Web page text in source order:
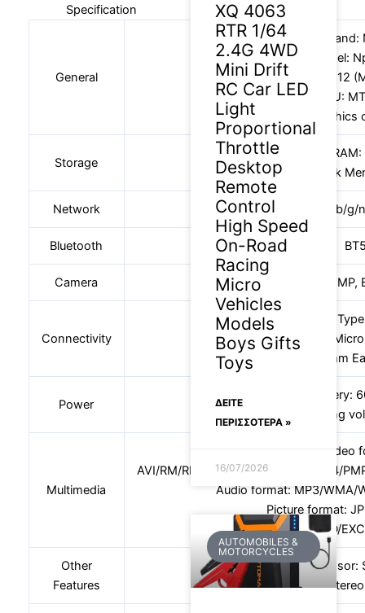
Specification
General
Model:
OS: Android 12
CPU:
Graphics
Storage
Hard Disk
Network WIFI: 802.11a/b/g/
Bluetooth
Camera Front camera: 5MP,
Connectivity
1 x
1 x
1 x 3.5mm
Power
Battery:
Charging
Multimedia
Video
AVI/RM/RMVB/MKV/WMV/MOV/MP4/
Audio format: MP3/WMA/
Picture format:
Ebook format: WORD/
Other
Features
Sensor:
Speaker/MIC: Built-in
XQ 4063
RTR 1/64
2.4G 4WD
Mini Drift
RC Car LED
Light
Proportional
Throttle
Desktop
Remote
Control
High Speed
On-Road
Racing
Micro
Vehicles
Models
Boys Gifts
Toys
ΔΕΊΤΕ
ΠΕΡΙΣΣΟΤΕΡΑ »
16/07/2026
AUTOMOBILES &
MOTORCYCLES